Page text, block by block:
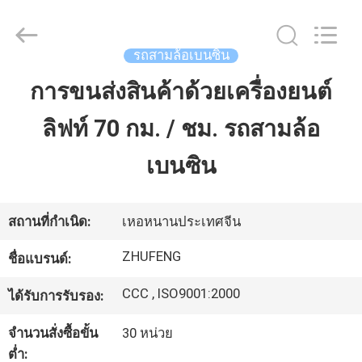
บ้าน
เกี่ยว
กับ
เรา
ทัวร์
Tricycle
Motorcycle
Reserved.
รถสามล้อเบนซิน
การขนส่งสินค้าด้วยเครื่องยนต์
ลิฟท์ 70 กม. / ชม. รถสามล้อ
เบนซิน
สถานที่กำเนิด: เหอหนานประเทศจีน
ชื่อแบรนด์: ZHUFENG
ได้รับการรับรอง: CCC , ISO9001:2000
จำนวนสั่งซื้อขั้น
ต่ำ:
30 หน่วย